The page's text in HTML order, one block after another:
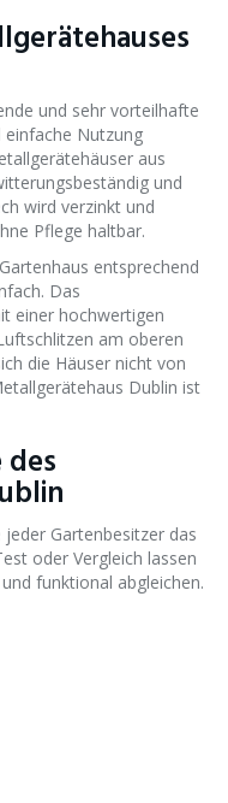
und sehr vorteilhafte
einfache Nutzung
aus
und
wird verzinkt und
Pflege haltbar.
entsprechend
Das
einer hochwertigen
am oberen
die Häuser nicht von
Dublin ist
Gartenbesitzer das
oder Vergleich lassen
funktional abgleichen.